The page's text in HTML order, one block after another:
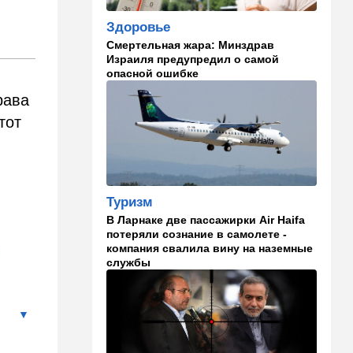
09:57 Технологии
Важнейший совет
экспертов: это может спасти
вас и вашу семью от
стремительно
распространяющейся
угрозы
Мнения
Найдено некоторое решение
09:46 Новости Украины
605 дронов за ночь: в
Ярославле горит НПЗ,
пожары в Тверской и
Курской областях
В мире
Муравейник без самцов и
рабочих: ученые нашли
"общество одних королев"
Здоровье
Смертельная жара: Минздрав
Израиля предупредил о самой
опасной ошибке
Туризм
В Ларнаке две пассажирки Air Haifa
потеряли сознание в самолете -
компания свалила вину на наземные
службы